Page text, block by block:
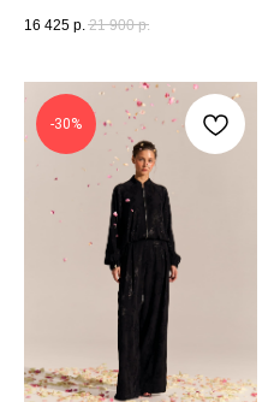
16 425 р. 21 900 р.
-30%